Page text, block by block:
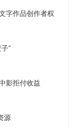
字作品创作者权
”
影拒付收益
源